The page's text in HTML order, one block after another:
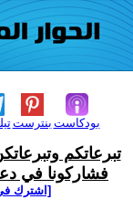
بنترست بودكاست
تبرعاتكم
فشاركونا في
[اشترك